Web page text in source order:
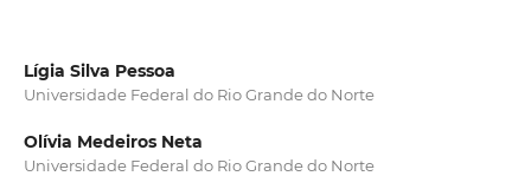
Lígia Silva Pessoa
Universidade Federal do Rio Grande do Norte
Olívia Medeiros Neta
Universidade Federal do Rio Grande do Norte